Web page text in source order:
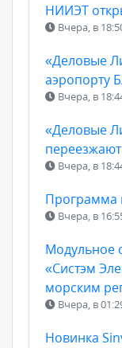
НИИЭТ
Вчера, в
«Деловые
аэропорту
Вчера, в
«Деловые
Вчера, в
Программа
Вчера, в
Модульное
«Систэм
морским
Вчера, в
Новинка